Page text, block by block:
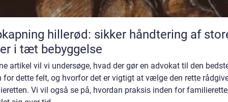
hillerød: sikker håndtering af
i tæt bebyggelse
artikel vil vi undersøge, hvad der gør en advokat til den
for dette felt, og hvorfor det er vigtigt at vælge den rette
Vi vil også se på, hvordan praksis inden for